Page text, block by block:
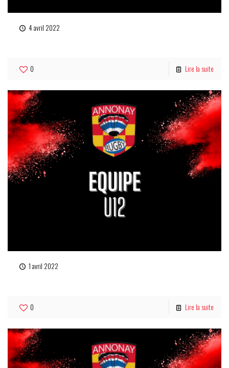
4 avril 2022
0 Lire la suite
1 avril 2022
0 Lire la suite